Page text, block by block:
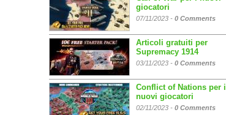
giocatori
07/11/2023 - 0 Comments
Articoli gratuiti per
Supremacy 1914
03/11/2023 - 0 Comments
Conflict of Nations per i
nuovi giocatori
02/11/2023 - 0 Comments